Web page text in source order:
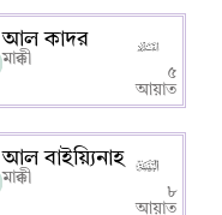
আল কাদর
মাক্কী
৫
আয়াত
আল বাইয়্যিনাহ
মাক্কী
৮
আয়াত